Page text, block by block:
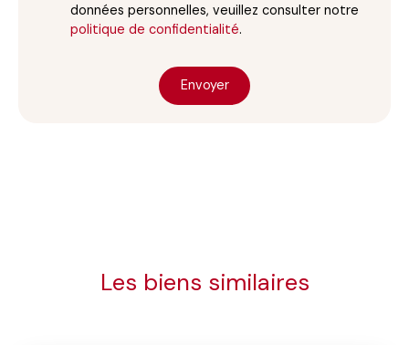
données personnelles, veuillez consulter notre
politique de confidentialité.
Envoyer
Les biens similaires